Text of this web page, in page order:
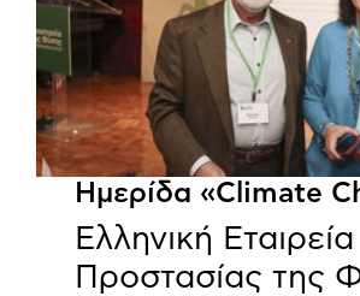
Ημερίδα «Climate
Ελληνική Εταιρεία
Προστασίας της